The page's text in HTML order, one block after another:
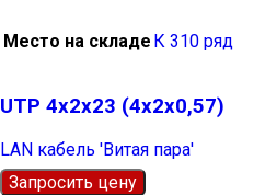
Место на складе К 310 ряд
UTP 4х2х23 (4х2х0,57)
LAN кабель 'Витая пара'
Запросить цену